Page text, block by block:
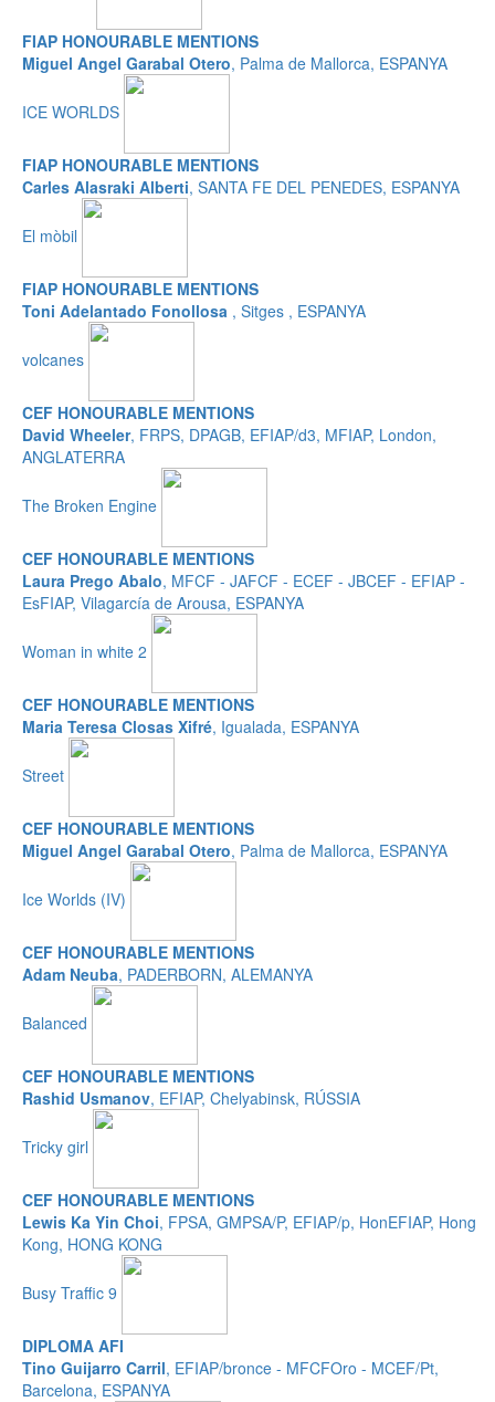
FIAP HONOURABLE MENTIONS
Miguel Angel Garabal Otero, Palma de Mallorca, ESPANYA
ICE WORLDS
FIAP HONOURABLE MENTIONS
Carles Alasraki Alberti, SANTA FE DEL PENEDES, ESPANYA
El mòbil
FIAP HONOURABLE MENTIONS
Toni Adelantado Fonollosa , Sitges , ESPANYA
volcanes
CEF HONOURABLE MENTIONS
David Wheeler, FRPS, DPAGB, EFIAP/d3, MFIAP, London,
ANGLATERRA
The Broken Engine
CEF HONOURABLE MENTIONS
Laura Prego Abalo, MFCF - JAFCF - ECEF - JBCEF - EFIAP -
EsFIAP, Vilagarcía de Arousa, ESPANYA
Woman in white 2
CEF HONOURABLE MENTIONS
Maria Teresa Closas Xifré, Igualada, ESPANYA
Street
CEF HONOURABLE MENTIONS
Miguel Angel Garabal Otero, Palma de Mallorca, ESPANYA
Ice Worlds (IV)
CEF HONOURABLE MENTIONS
Adam Neuba, PADERBORN, ALEMANYA
Balanced
CEF HONOURABLE MENTIONS
Rashid Usmanov, EFIAP, Chelyabinsk, RÚSSIA
Tricky girl
CEF HONOURABLE MENTIONS
Lewis Ka Yin Choi, FPSA, GMPSA/P, EFIAP/p, HonEFIAP, Hong
Kong, HONG KONG
Busy Traffic 9
DIPLOMA AFI
Tino Guijarro Carril, EFIAP/bronce - MFCFOro - MCEF/Pt,
Barcelona, ESPANYA